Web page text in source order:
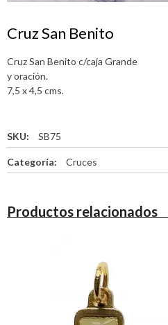
Cruz San Benito
Cruz San Benito c/caja Grande
y oración.
7,5 x 4,5 cms.
SKU: SB75
Categoría: Cruces
Productos relacionados